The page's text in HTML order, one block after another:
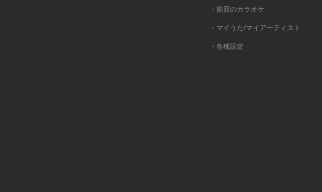
・前回のカラオケ
・マイうた/マイアーティスト
・各種設定